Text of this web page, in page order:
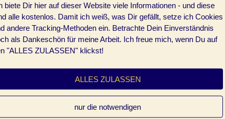
meine Träume und mein neues Leben mit
immer wieder aktiviert und erweitert. Ich
meiner Intuition zu folgen.
rund ums intuitive Zeichnen und wie du damit deine
Intuition?
biete Dir hier auf dieser Website viele Informationen - und diese
alle kostenlos. Damit ich weiß, was Dir gefällt, setze ich Cookies
andere Tracking-Methoden ein. Betrachte Dein Einverständnis
als Dankeschön für meine Arbeit. Ich freue mich, wenn Du auf
"ALLES ZULASSEN" klickst!
ALLES ZULASSEN
nur die notwendigen